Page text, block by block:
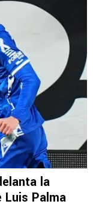
la
Palma